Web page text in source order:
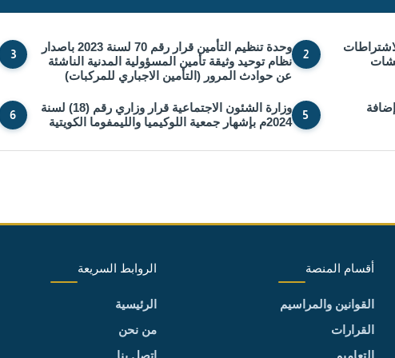
لائحة الاشتراطات
2
وحدة تنظيم التأمين قرار رقم 70 لسنة 2023 باصدار
نظام توحيد وثيقة تأمين المسؤولية المدنية الناشئة
عن حوادث المرور (التأمين الاجباري للمركبات)
3
2024 بشأن إضافة
5
وزارة الشئون الاجتماعية قرار وزاري رقم (18) لسنة
2024م بإشهار جمعية اللوكيميا والليمفوما الكويتية
6
أقسام المنصة
القوانين والمراسيم
القرارات
الروابط السريعة
الرئيسية
من نحن